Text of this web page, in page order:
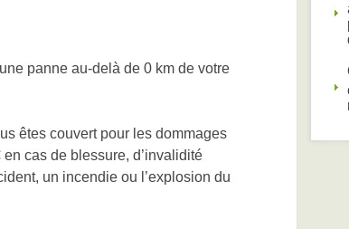
panne au-delà de 0 km de votre
êtes couvert pour les dommages
cas de blessure, d’invalidité
un incendie ou l’explosion du